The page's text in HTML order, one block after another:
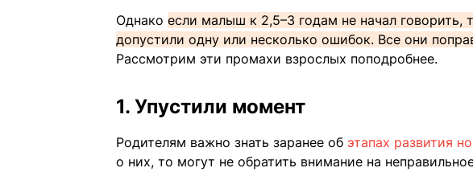
Однако если малыш к 2,5–3 годам не начал говорить,
допустили одну или несколько ошибок. Все они
Рассмотрим эти промахи взрослых поподробнее.
1. Упустили момент
Родителям важно знать заранее об этапах развития
о них, то могут не обратить внимание на